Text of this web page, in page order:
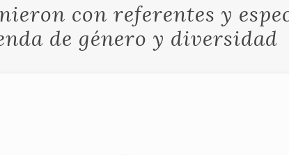
con referentes y
de género y diversidad